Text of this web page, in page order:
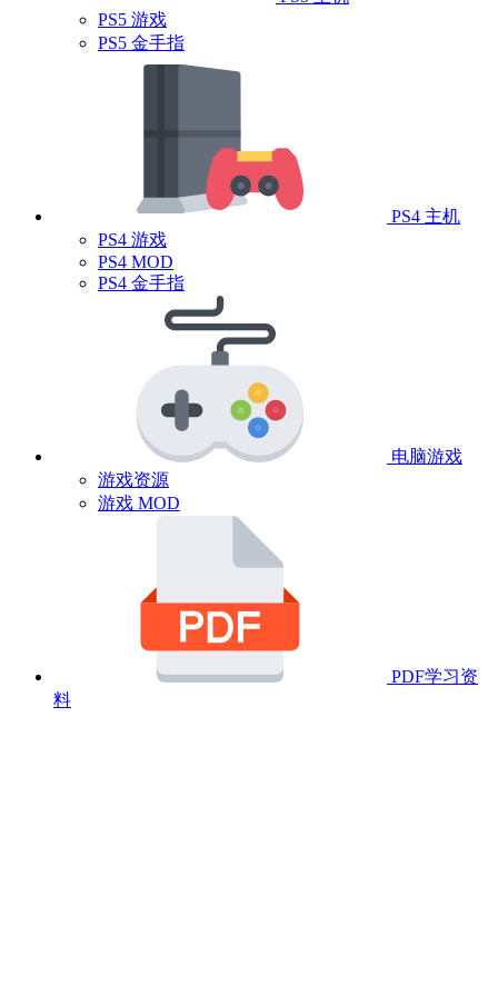
PS5 游戏
PS5 金手指
PS4 主机
PS4 游戏
PS4 MOD
PS4 金手指
电脑游戏
游戏资源
游戏 MOD
PDF学习资
料